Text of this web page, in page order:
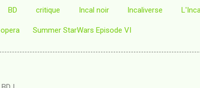
BD critique Incal noir Incaliverse
Summer StarWars Episode VI